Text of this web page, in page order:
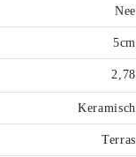
Nee
5cm
2,78
Keramisch
Terras